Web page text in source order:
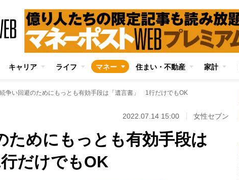
キャリア ライフ マネー 住まい・不動産 家計
争い回避のためにもっとも有効手段は「遺言書」 1行だけでもOK
2022.07.14 15:00 女性セブン
ためにもっとも有効手段は
だけでもOK